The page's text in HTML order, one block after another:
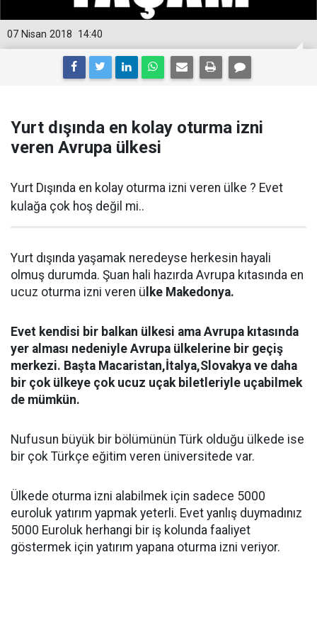
14:40
07 Nisan 2018
Yurt dışında en kolay oturma izni
veren Avrupa ülkesi
Yurt Dışında en kolay oturma izni veren ülke ? Evet
kulağa çok hoş değil mi..
Yurt dışında yaşamak neredeyse herkesin hayali
olmuş durumda. Şuan hali hazırda Avrupa kıtasında en
ucuz oturma izni veren ü lke Makedonya.
Evet kendisi bir balkan ülkesi ama Avrupa kıtasında
yer alması nedeniyle Avrupa ülkelerine bir geçiş
merkezi. Başta Macaristan,İtalya,Slovakya ve daha
bir çok ülkeye çok ucuz uçak biletleriyle uçabilmek
de mümkün.
Nufusun büyük bir bölümünün Türk olduğu ülkede ise
bir çok Türkçe eğitim veren üniversitede var.
Ülkede oturma izni alabilmek için sadece 5000
euroluk yatırım yapmak yeterli. Evet yanlış duymadınız
5000 Euroluk herhangi bir iş kolunda faaliyet
göstermek için yatırım yapana oturma izni veriyor.